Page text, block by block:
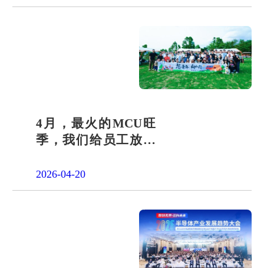
4月，最火的MCU旺
季，我们给员工放了
2026-04-20